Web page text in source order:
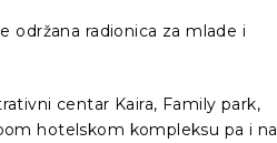
održana radionica za mlade i
centar Kaira, Family park,
hotelskom kompleksu pa i na